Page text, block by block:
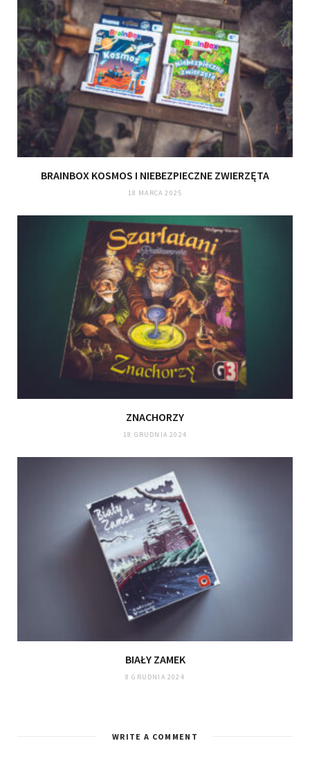
BRAINBOX KOSMOS I NIEBEZPIECZNE ZWIERZĘTA
18 MARCA 2025
ZNACHORZY
18 GRUDNIA 2024
BIAŁY ZAMEK
8 GRUDNIA 2024
WRITE A COMMENT